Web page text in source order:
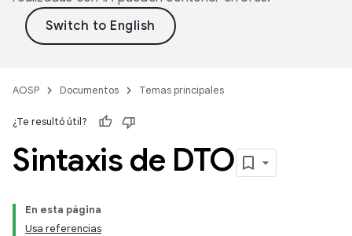
AOSP Documentos Temas principales
¿Te resultó útil?
Sintaxis de DTO
En esta página
Usa referencias